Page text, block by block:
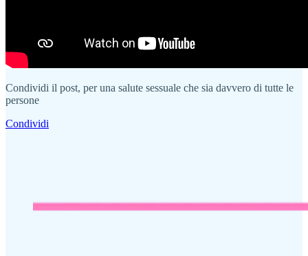
Condividi il post, per una salute sessuale che sia davvero di tutte le
persone
Condividi